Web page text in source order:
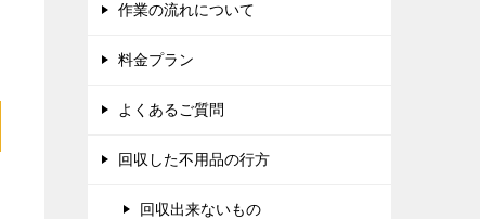
作業の流れについて
料金プラン
よくあるご質問
回収した不用品の行方
回収出来ないもの